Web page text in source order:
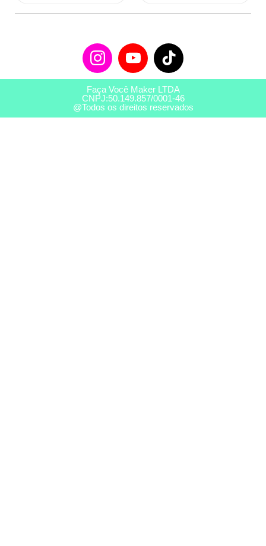
Faça Você Maker LTDA
CNPJ:50.149.857/0001-46
@Todos os direitos reservados